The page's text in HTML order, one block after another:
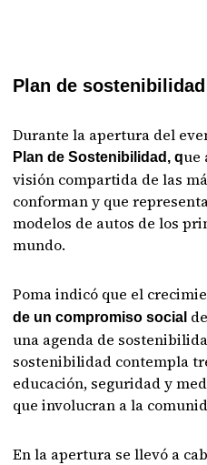
Plan de sostenibilidad
Durante la apertura del
Plan de Sostenibilidad, que
visión compartida de las
conforman y que
modelos de autos de los
mundo.
Poma indicó que el
de un compromiso social
una agenda de
sostenibilidad contempla
educación, seguridad y
que involucran a la
En la apertura se llevó a